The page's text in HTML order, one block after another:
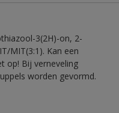
3(2H)-on, 2-
MIT(3:1). Kan een
op! Bij verneveling
worden gevormd.